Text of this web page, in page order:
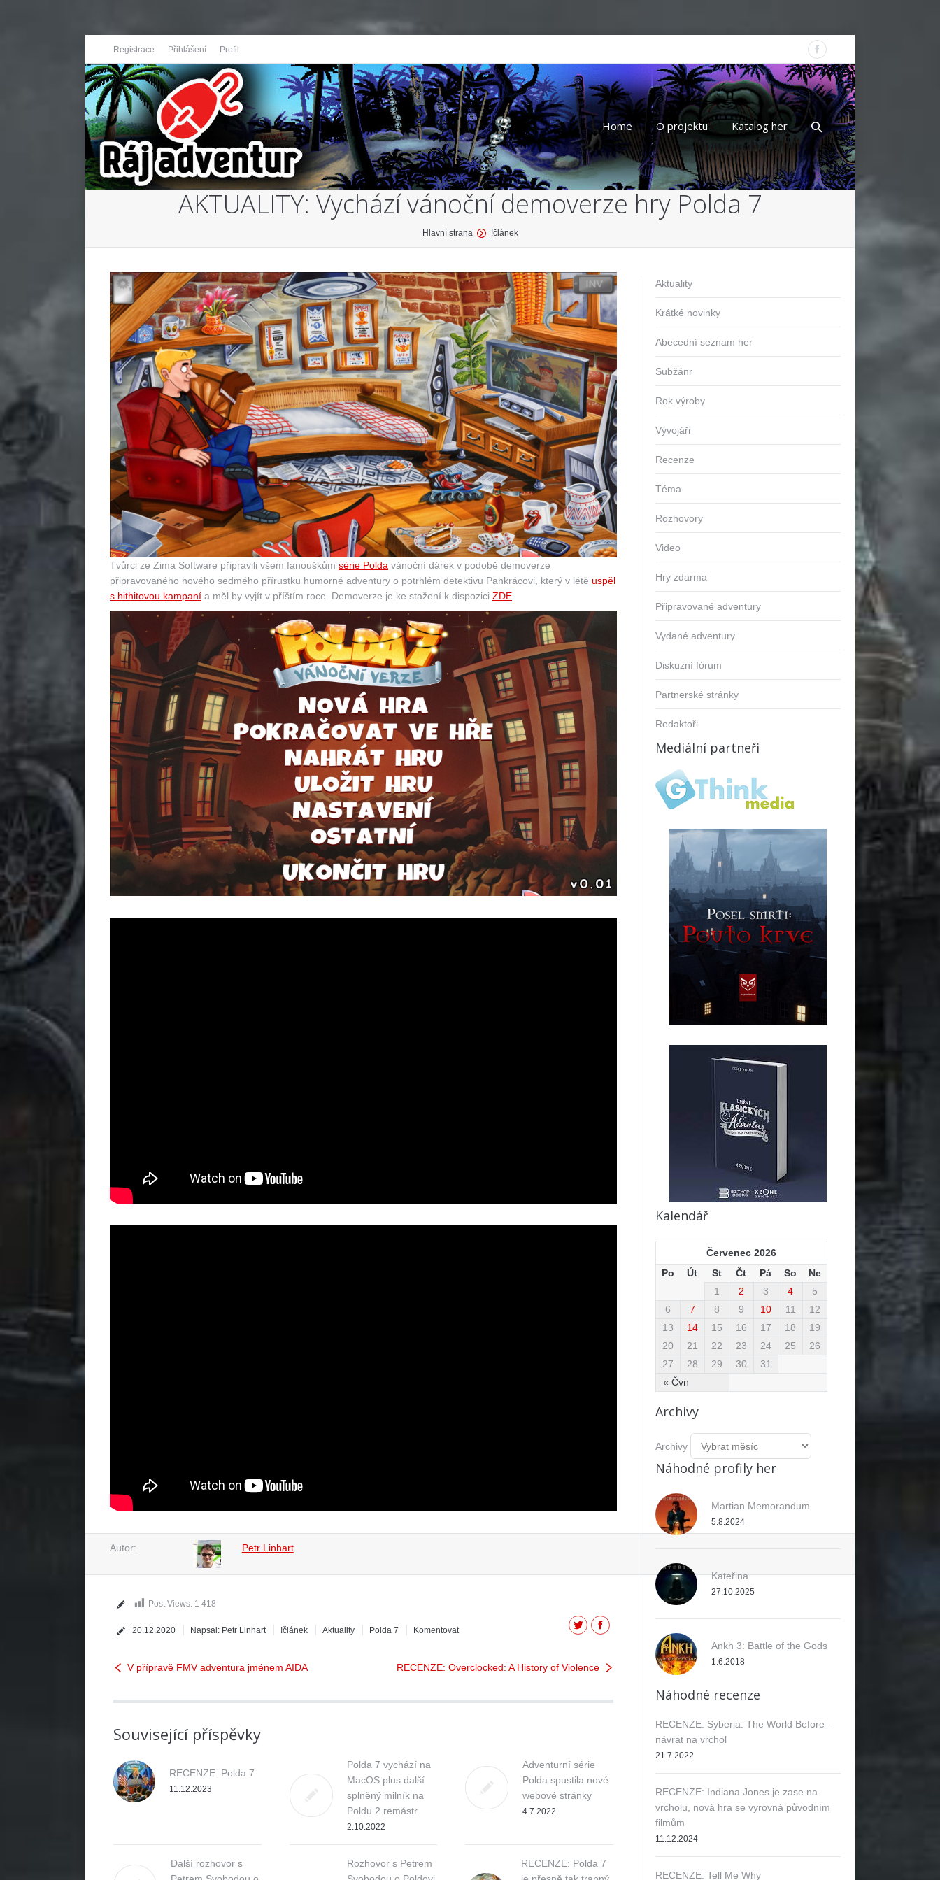
Registrace Přihlášení Profil
Home O projektu Katalog her
AKTUALITY: Vychází vánoční demoverze hry Polda 7
Hlavní strana !článek
Tvůrci ze Zima Software připravili všem fanouškům série Polda vánoční dárek v podobě demoverze
připravovaného nového sedmého přírustku humorné adventury o potrhlém detektivu Pankrácovi, který v létě uspěl
s hithitovou kampaní a měl by vyjít v příštím roce. Demoverze je ke stažení k dispozici ZDE
Autor: Petr Linhart
Post Views: 1 418
20.12.2020 Napsal: Petr Linhart !článek Aktuality Polda 7 Komentovat
Facebook
Twitter
V přípravě FMV adventura jménem AIDA RECENZE: Overclocked: A History of Violence
Související příspěvky
RECENZE: Polda 7
11.12.2023
Polda 7 vychází na
MacOS plus další
splněný milník na
Poldu 2 remástr
2.10.2022
Adventurní série
Polda spustila nové
webové stránky
4.7.2022
Další rozhovor s
Rozhovor s Petrem
RECENZE: Polda 7
Aktuality
Krátké novinky
Abecední seznam her
Subžánr
Rok výroby
Vývojáři
Recenze
Téma
Rozhovory
Video
Hry zdarma
Připravované adventury
Vydané adventury
Diskuzní fórum
Partnerské stránky
Redaktoři
Mediální partneři
Kalendář
Červenec 2026
Po
Út St Čt Pá So Ne
« Čvn
1 2 3 4
5
6
7 8 9 10 11
12
13
14 15 16 17 18
19
20
21 22 23 24 25
26
27
28 29 30 31
Archivy
Archivy
Náhodné profily her
Martian Memorandum
5.8.2024
Kateřina
27.10.2025
Ankh 3: Battle of the Gods
1.6.2018
Náhodné recenze
RECENZE: Syberia: The World Before –
návrat na vrchol
21.7.2022
RECENZE: Indiana Jones je zase na
vrcholu, nová hra se vyrovná původním
filmům
11.12.2024
RECENZE: Tell Me Why